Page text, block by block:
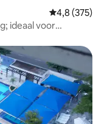
Gemiddelde
4,8 (375)
ideaal voor